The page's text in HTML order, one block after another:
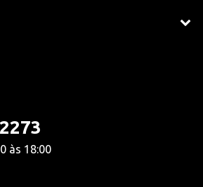
às 18:00